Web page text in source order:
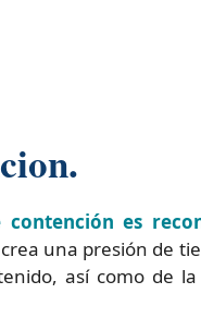
contención es
crea una presión de
así como de